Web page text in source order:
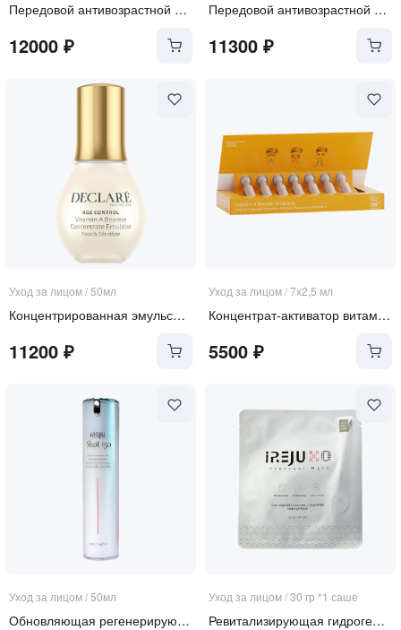
Передовой антивозрастной крем для лица SPF 50
12000 ₽
Передовой антивозрастной крем для лица SPF 30
11300₽
Уход за лицом/50мл
Концентрированная эмульсия-активатор витамина А 3-в-1 для зоны лица, шеи и декольте "Vitamin А booste"
11200 ₽
Уход за лицом/7х2,5 мл
Концентрат-активатор витамина А для чувствительной кожи
5500₽
Уход за лицом/50мл
Обновляющая регенерирующая сыворотка со спикулами
Уход за лицом/30 гр *1 саше
Ревитализирующая гидрогелевая маска с экзосомами и ПДРН